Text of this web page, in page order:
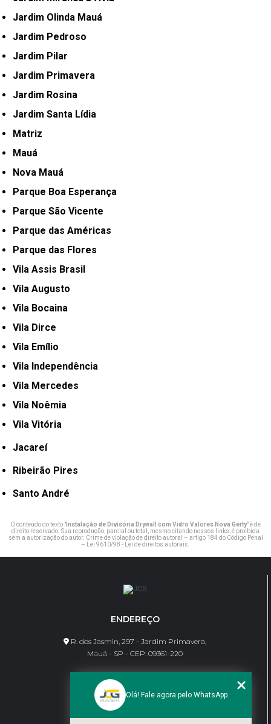
Jardim Olinda Mauá
Jardim Pedroso
Jardim Pilar
Jardim Primavera
Jardim Rosina
Jardim Santa Lídia
Matriz
Mauá
Nova Mauá
Parque Boa Esperança
Parque São Vicente
Parque das Américas
Parque das Flores
Vila Assis Brasil
Vila Augusto
Vila Bocaina
Vila Dirce
Vila Emílio
Vila Independência
Vila Mercedes
Vila Noêmia
Vila Vitória
Jacareí
Ribeirão Pires
Santo André
O conteúdo do texto " Instalação de Divisória Drywall com Vidro Valores Nova Gerty" é de
direito reservado. Sua reprodução, parcial ou total, mesmo citando nossos links, é proibida
sem a autorização do autor. Crime de violação de direito autoral – artigo 184 do Código Penal
– Lei 9610/98 - Lei de direitos autorais.
ENDEREÇO
R. dos Jasmin, 297 - Jardim Primavera,
Mauá - SP - CEP: 09361-220
CONTATO
(11) 95462-8630
bene@jcgdivisorias.com
Olá! Fale agora pelo WhatsApp